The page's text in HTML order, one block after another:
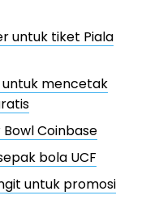
untuk tiket Piala
untuk mencetak
Bowl Coinbase
bola UCF
untuk promosi